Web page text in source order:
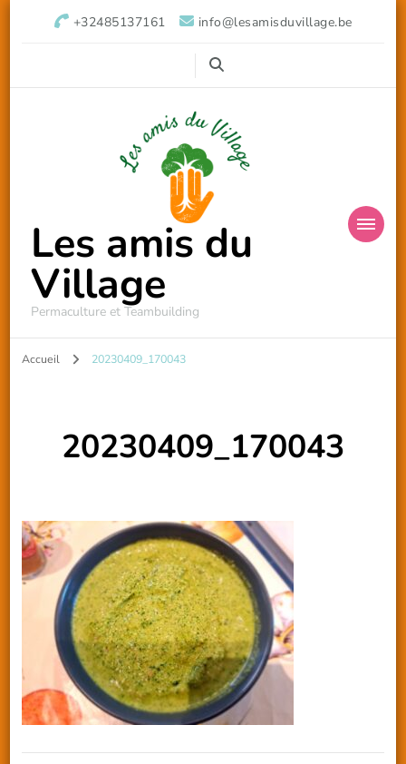
+32485137161 info@lesamisduvillage.be
Les amis du
Village
Permaculture et Teambuilding
Accueil 20230409_170043
20230409_170043